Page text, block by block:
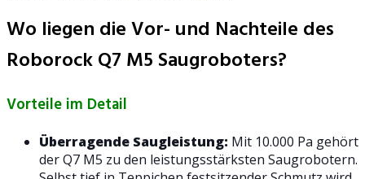
Wo liegen die Vor- und Nachteile des
Roborock Q7 M5 Saugroboters?
Vorteile im Detail
Überragende Saugleistung: Mit 10.000 Pa gehört
der Q7 M5 zu den leistungsstärksten Saugrobotern.